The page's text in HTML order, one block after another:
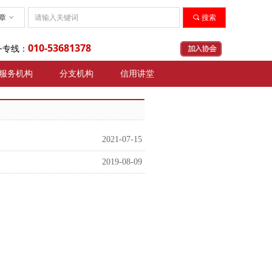
线： 010-53681378
끠 搜索
ꀁ
服务机构 分支机构 信用讲堂
2021-07-15
2019-08-09